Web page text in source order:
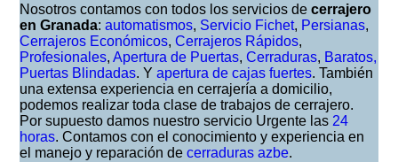
Nosotros contamos con todos los servicios decerrajero
en Granada:automatismos, Servicio Fichet, Persianas,
Cerrajeros Económicos,Cerrajeros Rápidos,
Profesionales,Apertura de Puertas,Cerraduras, Baratos,
Puertas Blindadas. Yapertura de cajas fuertes. También
una extensa experiencia en cerrajería a domicilio,
podemos realizar toda clase de trabajos de cerrajero.
Por supuesto damos nuestro servicio Urgente las 24
horas. Contamos con el conocimiento y experiencia en
el manejo y reparación decerraduras azbe.